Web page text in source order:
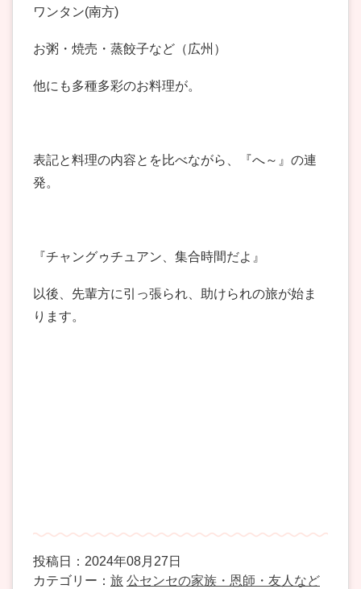
ワンタン(南方)
お粥・焼売・蒸餃子など（広州）
他にも多種多彩のお料理が。
表記と料理の内容とを比べながら、『へ～』の連
発。
『チャングゥチュアン、集合時間だよ』
以後、先輩方に引っ張られ、助けられの旅が始ま
ります。
投稿日：2024年08月27日
カテゴリー： 旅 公センセの家族・恩師・友人など